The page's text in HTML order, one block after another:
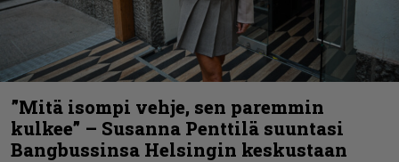
”Mitä isompi vehje, sen paremmin
kulkee” – Susanna Penttilä suuntasi
Bangbussinsa Helsingin keskustaan